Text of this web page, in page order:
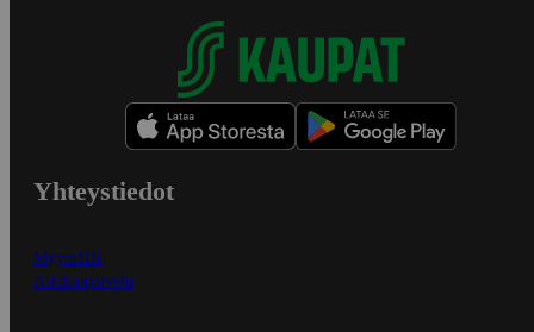
Yhteystiedot
Myymälät
Asiakaspalvelu